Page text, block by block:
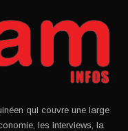
qui couvre une large
les interviews, la